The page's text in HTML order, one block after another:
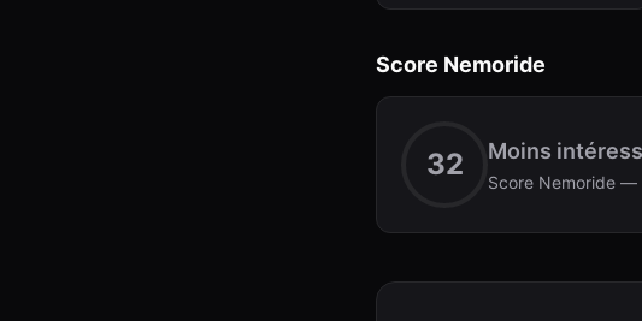
Score Nemoride
32 Moins
Score Nemoride —